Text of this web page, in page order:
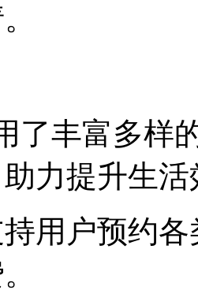
了丰富多样
力提升生活
用户预约